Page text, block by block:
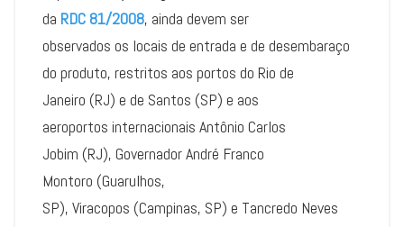
da RDC 81/2008, ainda devem ser
observados os locais de entrada e de desembaraço
do produto, restritos aos portos do Rio de
Janeiro (RJ) e de Santos (SP) e aos
aeroportos internacionais Antônio Carlos
Jobim (RJ), Governador André Franco
Montoro (Guarulhos,
SP), Viracopos (Campinas, SP) e Tancredo Neves